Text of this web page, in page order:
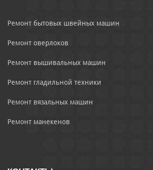
Ремонт бытовых швейных машин
Ремонт оверлоков
Ремонт вышивальных машин
Ремонт гладильной техники
Ремонт вязальных машин
Ремонт манекенов